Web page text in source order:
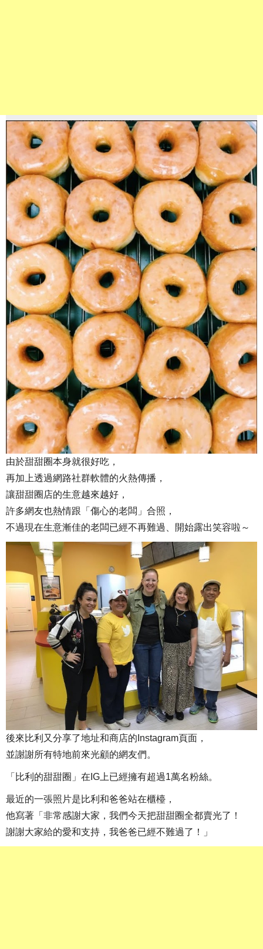
由於甜甜圈本身就很好吃，
再加上透過網路社群軟體的火熱傳播，
讓甜甜圈店的生意越來越好，
許多網友也熱情跟「傷心的老闆」合照，
不過現在生意漸佳的老闆已經不再難過、開始露出笑容啦～
後來比利又分享了地址和商店的Instagram頁面，
並謝謝所有特地前來光顧的網友們。
「比利的甜甜圈」在IG上已經擁有超過1萬名粉絲。
最近的一張照片是比利和爸爸站在櫃檯，
他寫著「非常感謝大家，我們今天把甜甜圈全都賣光了！
謝謝大家給的愛和支持，我爸爸已經不難過了！」